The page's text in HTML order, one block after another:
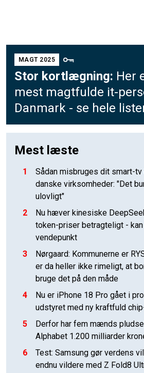
MAGT 2025
Stor kortlægning: Her
mest magtfulde it-
Danmark - se hele
Mest læste
1
Sådan misbruges dit smart-
danske virksomheder: "Det
ulovligt"
2
Nu hæver kinesiske
token-priser betragteligt -
vendepunkt
3
Nørgaard: Kommunerne er
er da heller ikke rimeligt, at
bruge det på den måde
4
Nu er iPhone 18 Pro gået i
udstyret med ny kraftfuld
5
Derfor har fem mænds
Alphabet 1.200 milliarder
6
Test: Samsung gør verdens
endnu vildere med Z Fold8